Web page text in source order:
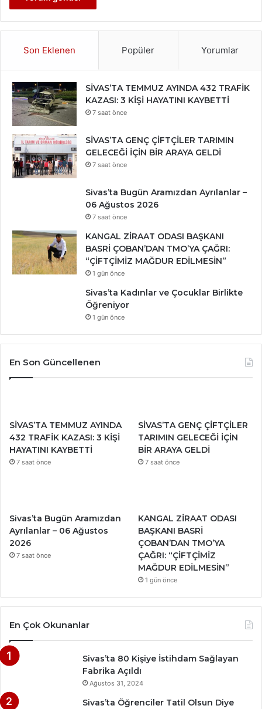
Son Eklenen Popüler Yorumlar
SİVAS’TA TEMMUZ AYINDA 432 TRAFİK
KAZASI: 3 KİŞİ HAYATINI KAYBETTİ
7 saat önce
SİVAS’TA GENÇ ÇİFTÇİLER TARIMIN
GELECEĞİ İÇİN BİR ARAYA GELDİ
7 saat önce
Sivas’ta Bugün Aramızdan Ayrılanlar –
06 Ağustos 2026
7 saat önce
KANGAL ZİRAAT ODASI BAŞKANI
BASRİ ÇOBAN’DAN TMO’YA ÇAĞRI:
“ÇİFTÇİMİZ MAĞDUR EDİLMESİN”
1 gün önce
Sivas’ta Kadınlar ve Çocuklar Birlikte
Öğreniyor
1 gün önce
En Son Güncellenen
SİVAS’TA TEMMUZ AYINDA
432 TRAFİK KAZASI: 3 KİŞİ
HAYATINI KAYBETTİ
7 saat önce
SİVAS’TA GENÇ ÇİFTÇİLER
TARIMIN GELECEĞİ İÇİN
BİR ARAYA GELDİ
7 saat önce
Sivas’ta Bugün Aramızdan
Ayrılanlar – 06 Ağustos
2026
7 saat önce
KANGAL ZİRAAT ODASI
BAŞKANI BASRİ
ÇOBAN’DAN TMO’YA
ÇAĞRI: “ÇİFTÇİMİZ
MAĞDUR EDİLMESİN”
1 gün önce
En Çok Okunanlar
Sivas’ta 80 Kişiye İstihdam Sağlayan
Fabrika Açıldı
Ağustos 31, 2024
Sivas’ta Öğrenciler Tatil Olsun Diye